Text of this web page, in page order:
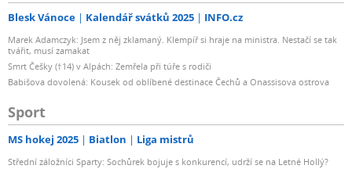
Blesk Vánoce Kalendář svátků 2025 INFO.cz
Marek Adamczyk: Jsem z něj zklamaný. Klempíř si hraje na ministra. Nestačí se tak
tvářit, musí zamakat
Smrt Češky (†14) v Alpách: Zemřela při túře s rodiči
Babišova dovolená: Kousek od oblíbené destinace Čechů a Onassisova ostrova
Sport
MS hokej 2025 Biatlon Liga mistrů
Střední záložníci Sparty: Sochůrek bojuje s konkurencí, udrží se na Letné Hollý?